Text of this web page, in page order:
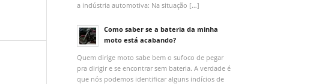
a indústria automotiva: Na situação […]
Como saber se a bateria da minha
moto está acabando?
Quem dirige moto sabe bem o sufoco de pegar
pra dirigir e se encontrar sem bateria. A verdade é
que nós podemos identificar alguns indícios de